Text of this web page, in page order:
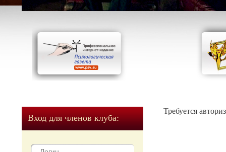
Вход для членов клуба:
Требуется